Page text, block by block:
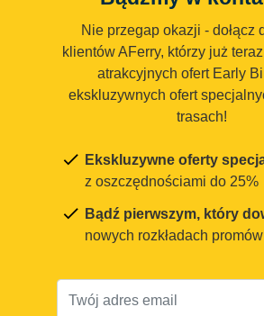
Nie przegap okazji - dołącz
klientów AFerry, którzy już
atrakcyjnych ofert Early
ekskluzywnych ofert
trasach!
Ekskluzywne oferty
z oszczędnościami do 25%
Bądź pierwszym, który
nowych rozkładach promów